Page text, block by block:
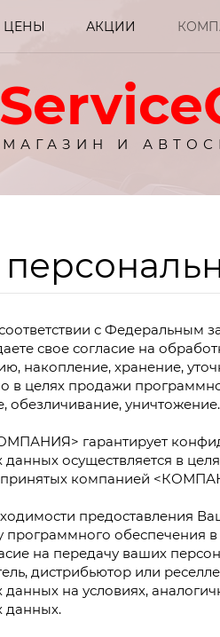
ЦЕНЫ АКЦИИ
Оставить заявку
МАГАЗИН И
с Федеральным
свое согласие на
накопление, хранение,
в целях продажи
обезличивание, уничтожение.
гарантирует
данных осуществляется в
принятых компанией
предоставления
программного обеспечения
на передачу ваших
дистрибьютор или
данных на условиях,
данных.